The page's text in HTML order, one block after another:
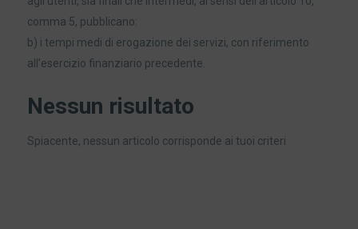
comma 5, pubblicano:
b) i tempi medi di erogazione dei servizi, con riferimento
all’esercizio finanziario precedente.
Nessun risultato
Spiacente, nessun articolo corrisponde ai tuoi criteri